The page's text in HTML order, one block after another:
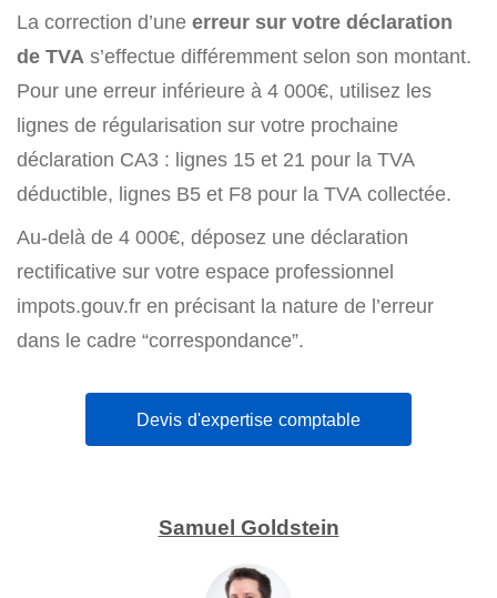
La correction d’une erreur sur votre déclaration
de TVA s’effectue différemment selon son montant.
Pour une erreur inférieure à 4 000€, utilisez les
lignes de régularisation sur votre prochaine
déclaration CA3 : lignes 15 et 21 pour la TVA
déductible, lignes B5 et F8 pour la TVA collectée.
Au-delà de 4 000€, déposez une déclaration
rectificative sur votre espace professionnel
impots.gouv.fr en précisant la nature de l’erreur
dans le cadre “correspondance”.
Devis d'expertise comptable
Samuel Goldstein